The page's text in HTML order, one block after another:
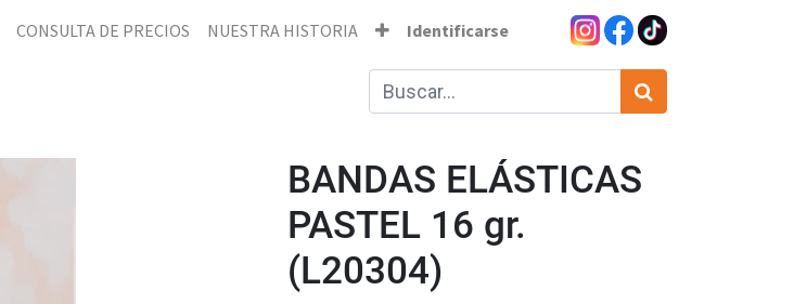
CONSULTA DE PRECIOS NUESTRA HISTORIA Identificarse
BANDAS ELÁSTICAS
PASTEL 16 gr.
(L20304)